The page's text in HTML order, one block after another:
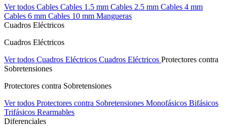
Ver todos Cables Cables 1.5 mm Cables 2.5 mm Cables 4 mm
Cables 6 mm Cables 10 mm Mangueras
Cuadros Eléctricos
Cuadros Eléctricos
Ver todos Cuadros Eléctricos Cuadros Eléctricos Protectores contra
Sobretensiones
Protectores contra Sobretensiones
Ver todos Protectores contra Sobretensiones Monofásicos Bifásicos
Trifásicos Rearmables
Diferenciales